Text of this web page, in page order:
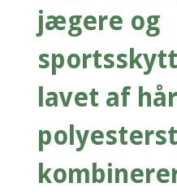
jægere og
lavet af